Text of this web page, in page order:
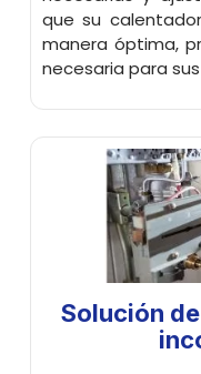
que su
manera óptima,
necesaria para
Solución